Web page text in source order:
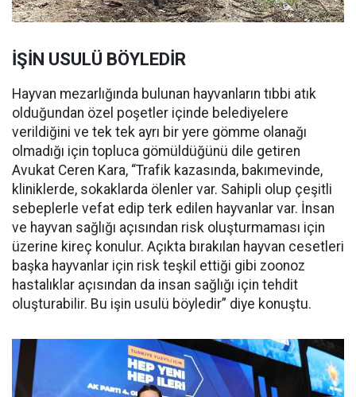
İŞİN USULÜ BÖYLEDİR
Hayvan mezarlığında bulunan hayvanların tıbbi atık
olduğundan özel poşetler içinde belediyelere
verildiğini ve tek tek ayrı bir yere gömme olanağı
olmadığı için topluca gömüldüğünü dile getiren
Avukat Ceren Kara, “Trafik kazasında, bakımevinde,
kliniklerde, sokaklarda ölenler var. Sahipli olup çeşitli
sebeplerle vefat edip terk edilen hayvanlar var. İnsan
ve hayvan sağlığı açısından risk oluşturmaması için
üzerine kireç konulur. Açıkta bırakılan hayvan cesetleri
başka hayvanlar için risk teşkil ettiği gibi zoonoz
hastalıklar açısından da insan sağlığı için tehdit
oluşturabilir. Bu işin usulü böyledir” diye konuştu.